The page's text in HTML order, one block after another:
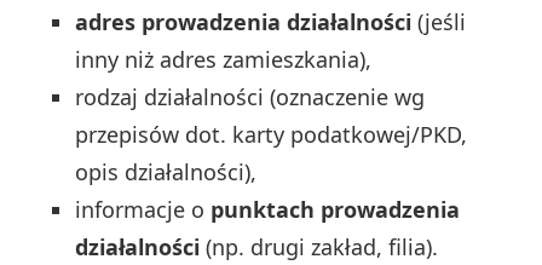
adres prowadzenia działalności (jeśli
inny niż adres zamieszkania),
rodzaj działalności (oznaczenie wg
przepisów dot. karty podatkowej/PKD,
opis działalności),
informacje o punktach prowadzenia
działalności (np. drugi zakład, filia).